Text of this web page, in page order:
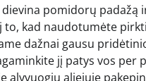
pomidorų padažą
to, kad naudotumėte
dažnai gausu
jį patys vos per
alyvuogių aliejuje